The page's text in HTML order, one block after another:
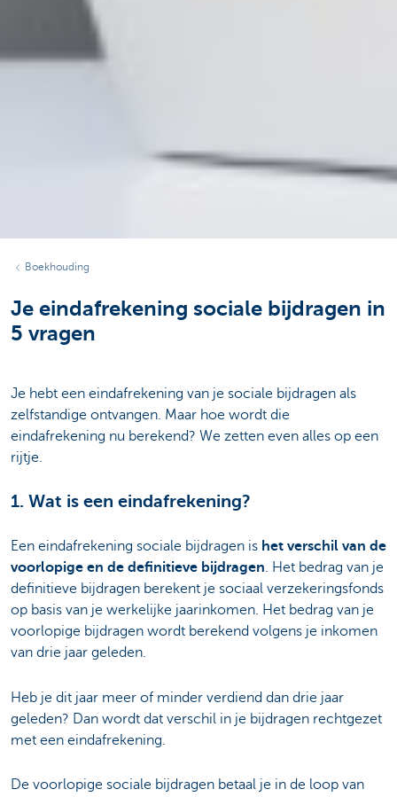
Boekhouding
Je eindafrekening sociale bijdragen in
5 vragen
Je hebt een eindafrekening van je sociale bijdragen als
zelfstandige ontvangen. Maar hoe wordt die
eindafrekening nu berekend? We zetten even alles op een
rijtje.
1. Wat is een eindafrekening?
Een eindafrekening sociale bijdragen is het verschil van de
voorlopige en de definitieve bijdragen. Het bedrag van je
definitieve bijdragen berekent je sociaal verzekeringsfonds
op basis van je werkelijke jaarinkomen. Het bedrag van je
voorlopige bijdragen wordt berekend volgens je inkomen
van drie jaar geleden.
Heb je dit jaar meer of minder verdiend dan drie jaar
geleden? Dan wordt dat verschil in je bijdragen rechtgezet
met een eindafrekening.
De voorlopige sociale bijdragen betaal je in de loop van